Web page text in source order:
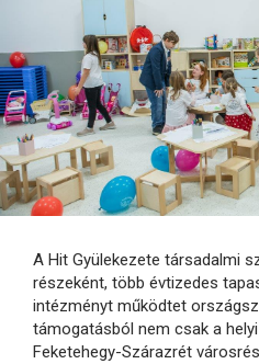
A Hit Gyülekezete társadalmi
részeként, több évtizedes
intézményt működtet
támogatásból nem csak a
Feketehegy-Szárazrét